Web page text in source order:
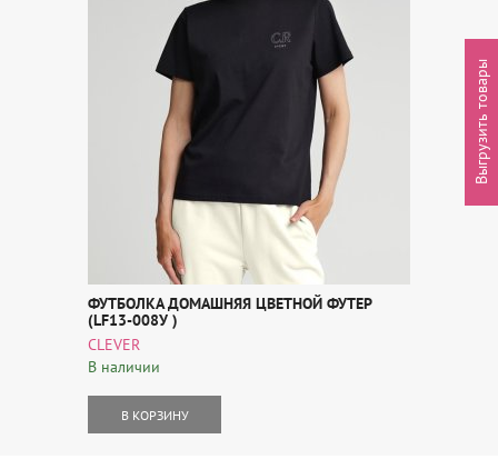
ФУТБОЛКА ДОМАШНЯЯ ЦВЕТНОЙ ФУТЕР
(LF13-008У )
CLEVER
В наличии
В КОРЗИНУ
Выгрузить товары